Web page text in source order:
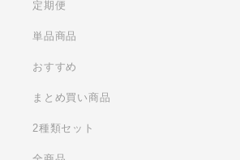
定期便
単品商品
おすすめ
まとめ買い商品
2種類セット